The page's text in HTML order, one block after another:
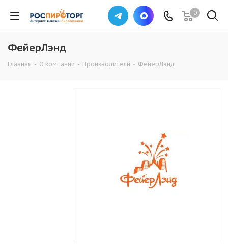
0
ФейерЛэнд
Главная - О компании - Производители - ФейерЛэнд